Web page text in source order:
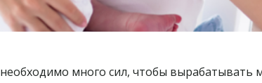
много сил, чтобы